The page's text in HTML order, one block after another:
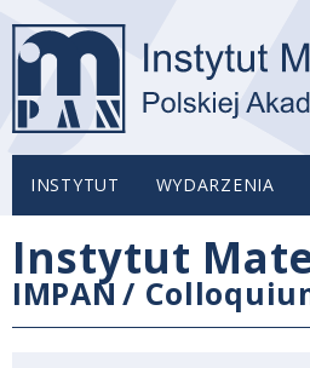
INSTYTUT WYDARZENIA
Instytut
IMPAN /